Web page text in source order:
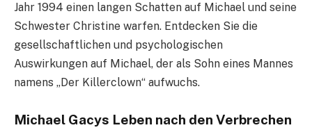
Jahr 1994 einen langen Schatten auf Michael und seine
Schwester Christine warfen. Entdecken Sie die
gesellschaftlichen und psychologischen
Auswirkungen auf Michael, der als Sohn eines Mannes
namens „Der Killerclown“ aufwuchs.
Michael Gacys Leben nach den Verbrechen